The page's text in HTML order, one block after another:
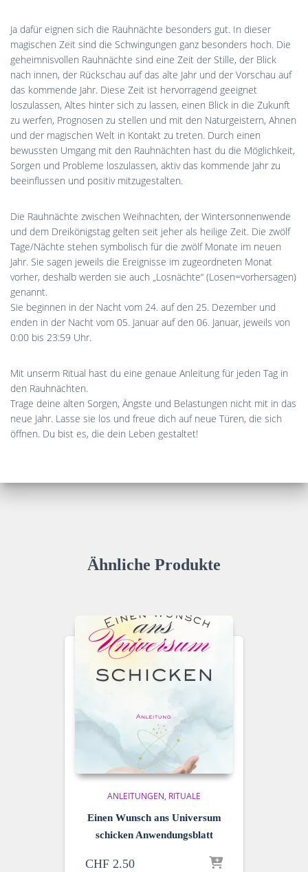
Ja dafür eignen sich die Rauhnächte besonders gut. In dieser
magischen Zeit sind die Schwingungen ganz besonders hoch. Die
geheimnisvollen Rauhnächte sind eine Zeit der Stille, der Blick
nach innen, der Rückschau auf das alte Jahr und der Vorschau auf
das kommende Jahr. Diese Zeit ist hervorragend geeignet
loszulassen, Altes hinter sich zu lassen, einen Blick in die Zukunft
zu werfen, Prognosen zu stellen und mit den Naturgeistern, Ahnen
und der magischen Welt in Kontakt zu treten. Durch einen
bewussten Umgang mit den Rauhnächten hast du die Möglichkeit,
Sorgen und Probleme loszulassen, aktiv das kommende Jahr zu
beeinflussen und positiv mitzugestalten.
Die Rauhnächte zwischen Weihnachten, der Wintersonnenwende
und dem Dreikönigstag gelten seit jeher als heilige Zeit. Die zwölf
Tage/Nächte stehen symbolisch für die zwölf Monate im neuen
Jahr. Sie sagen jeweils die Ereignisse im zugeordneten Monat
vorher, deshalb werden sie auch „Losnächte“ (Losen=vorhersagen)
genannt.
Sie beginnen in der Nacht vom 24. auf den 25. Dezember und
enden in der Nacht vom 05. Januar auf den 06. Januar, jeweils von
0:00 bis 23:59 Uhr.
Mit unserm Ritual hast du eine genaue Anleitung für jeden Tag in
den Rauhnächten.
Trage deine alten Sorgen, Ängste und Belastungen nicht mit in das
neue Jahr. Lasse sie los und freue dich auf neue Türen, die sich
öffnen. Du bist es, die dein Leben gestaltet!
Ähnliche Produkte
ANLEITUNGEN RITUALE
Einen Wunsch ans Universum
schicken Anwendungsblatt
CHF 2.50